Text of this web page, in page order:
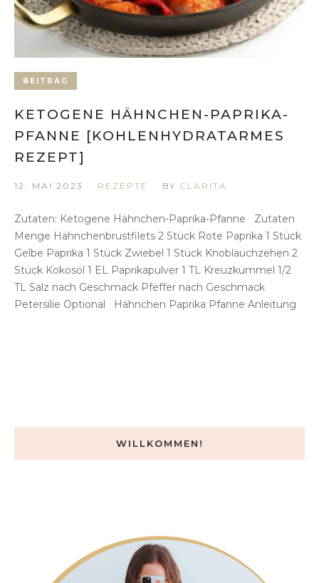
BEITRAG
KETOGENE HÄHNCHEN-PAPRIKA-
PFANNE [KOHLENHYDRATARMES
REZEPT]
12. MAI 2023 REZEPTE BY CLARITA
Zutaten: Ketogene Hähnchen-Paprika-Pfanne Zutaten
Menge Hähnchenbrustfilets 2 Stück Rote Paprika 1 Stück
Gelbe Paprika 1 Stück Zwiebel 1 Stück Knoblauchzehen 2
Stück Kokosöl 1 EL Paprikapulver 1 TL Kreuzkümmel 1/2
TL Salz nach Geschmack Pfeffer nach Geschmack
Petersilie Optional Hähnchen Paprika Pfanne Anleitung
WILLKOMMEN!